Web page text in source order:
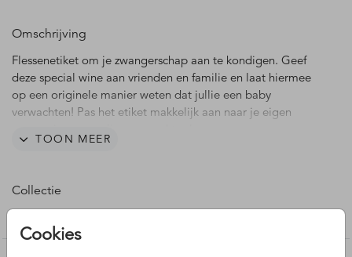
Cookies
Omschrijving
Flessenetiket om je zwangerschap aan te kondigen. Geef
deze special wine aan vrienden en familie en laat hiermee
op een originele manier weten dat jullie een baby
verwachten! Pas het etiket makkelijk aan naar je eigen
- Foliedruk is mogelijk.
TOON MEER
Collectie